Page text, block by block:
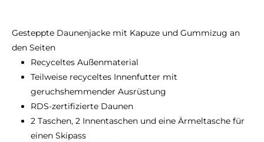
Gesteppte Daunenjacke mit Kapuze und Gummizug an
den Seiten
Recyceltes Außenmaterial
Teilweise recyceltes Innenfutter mit
geruchshemmender Ausrüstung
RDS-zertifizierte Daunen
2 Taschen, 2 Innentaschen und eine Ärmeltasche für
einen Skipass